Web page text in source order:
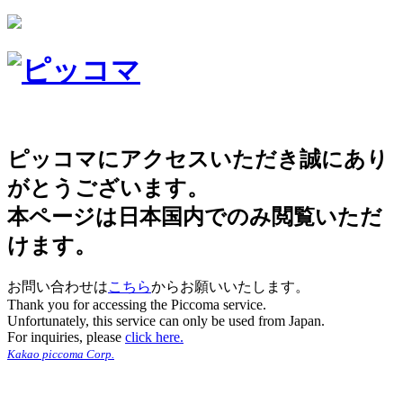
ピッコマにアクセスいただき誠にあり
がとうございます。
本ページは日本国内でのみ閲覧いただ
けます。
お問い合わせはこちらからお願いいたします。
Thank you for accessing the Piccoma service.
Unfortunately, this service can only be used from Japan.
For inquiries, please click here.
Kakao piccoma Corp.